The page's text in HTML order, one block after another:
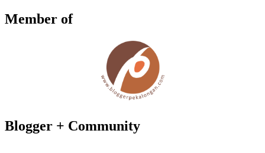
Member of
Blogger + Community